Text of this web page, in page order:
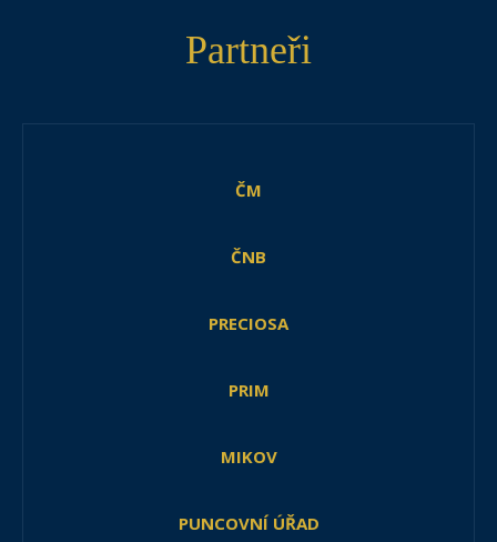
Partneři
ČM
ČNB
PRECIOSA
PRIM
MIKOV
PUNCOVNÍ ÚŘAD